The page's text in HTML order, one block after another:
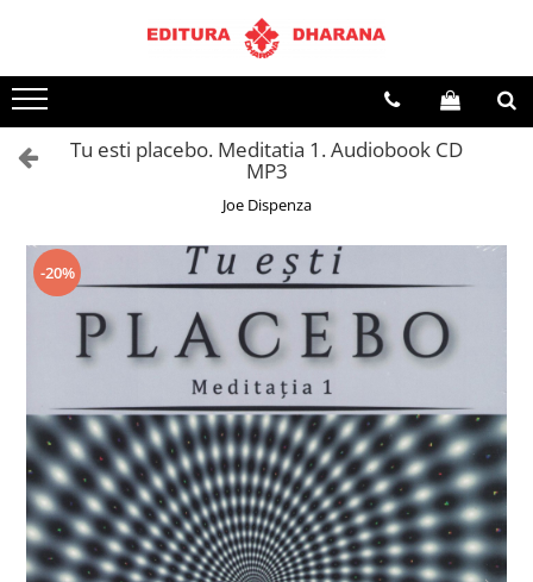
Terapii
Dietoterapie
Tu esti placebo. Meditatia 1. Audiobook CD
MP3
Joe Dispenza
-20%